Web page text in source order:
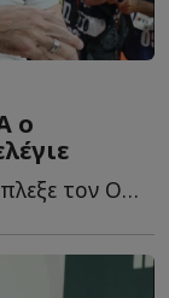
ο
Ένα μεταγραφικό σενάριο που ενέπλεξε τον Ολυμπιακό κ...